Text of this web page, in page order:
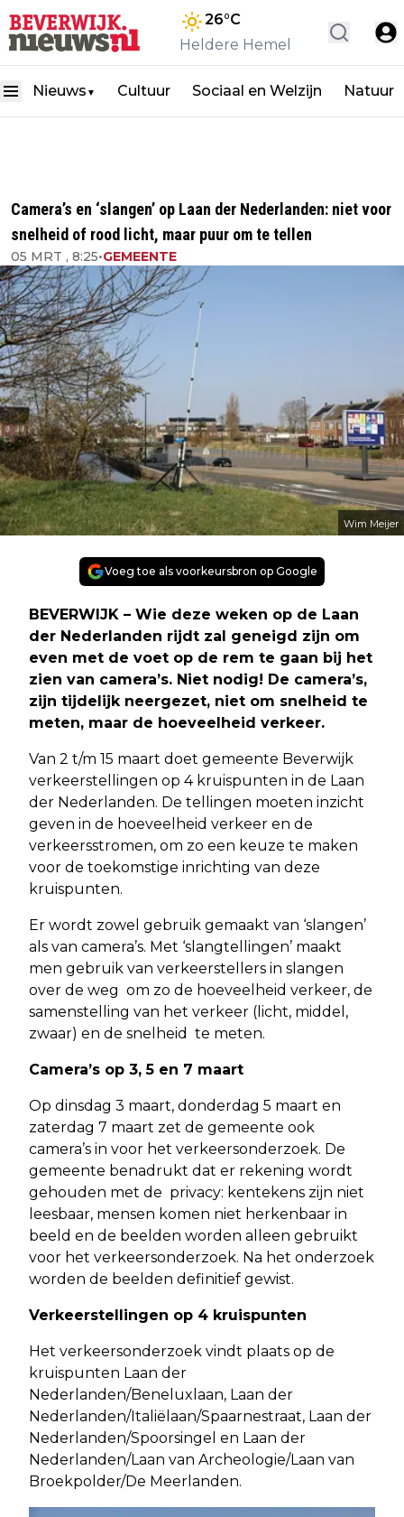
26°C
Heldere Hemel
Nieuws ▼ Cultuur Sociaal en Welzijn Natuur
Camera’s en ‘slangen’ op Laan der Nederlanden: niet voor
snelheid of rood licht, maar puur om te tellen
05 MRT , 8:25•GEMEENTE
Wim Meijer
Voeg toe als voorkeursbron op Google
BEVERWIJK – Wie deze weken op de Laan
der Nederlanden rijdt zal geneigd zijn om
even met de voet op de rem te gaan bij het
zien van camera’s. Niet nodig! De camera’s,
zijn tijdelijk neergezet, niet om snelheid te
meten, maar de hoeveelheid verkeer.
Van 2 t/m 15 maart doet gemeente Beverwijk
verkeerstellingen op 4 kruispunten in de Laan
der Nederlanden. De tellingen moeten inzicht
geven in de hoeveelheid verkeer en de
verkeersstromen, om zo een keuze te maken
voor de toekomstige inrichting van deze
kruispunten.
Er wordt zowel gebruik gemaakt van ‘slangen’
als van camera’s. Met ‘slangtellingen’ maakt
men gebruik van verkeerstellers in slangen
over de weg om zo de hoeveelheid verkeer, de
samenstelling van het verkeer (licht, middel,
zwaar) en de snelheid te meten.
Camera’s op 3, 5 en 7 maart
Op dinsdag 3 maart, donderdag 5 maart en
zaterdag 7 maart zet de gemeente ook
camera’s in voor het verkeersonderzoek. De
gemeente benadrukt dat er rekening wordt
gehouden met de privacy: kentekens zijn niet
leesbaar, mensen komen niet herkenbaar in
beeld en de beelden worden alleen gebruikt
voor het verkeersonderzoek. Na het onderzoek
worden de beelden definitief gewist.
Verkeerstellingen op 4 kruispunten
Het verkeersonderzoek vindt plaats op de
kruispunten Laan der
Nederlanden/Beneluxlaan, Laan der
Nederlanden/Italiëlaan/Spaarnestraat, Laan der
Nederlanden/Spoorsingel en Laan der
Nederlanden/Laan van Archeologie/Laan van
Broekpolder/De Meerlanden.